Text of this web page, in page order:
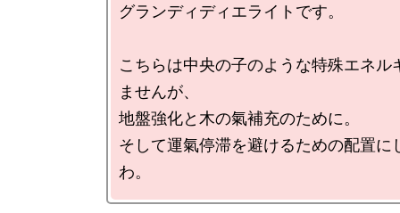
グランディディエライトです。
こちらは中央の子のような特殊エネル
ませんが、
地盤強化と木の氣補充のために。
そして運氣停滞を避けるための配置に